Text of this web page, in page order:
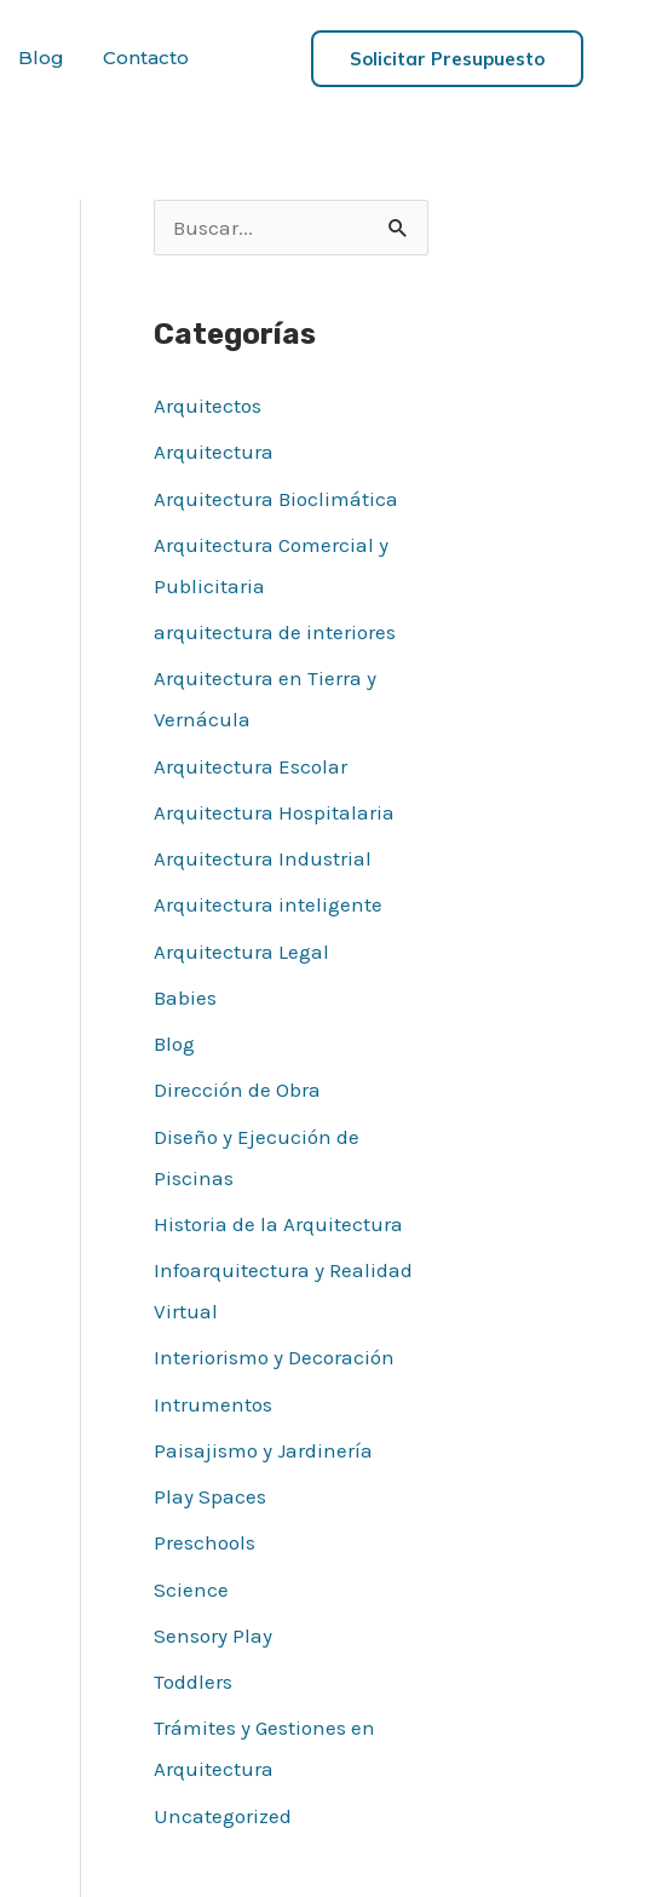
Blog Contacto Solicitar Presupuesto
a
Categorías
Arquitectos
Arquitectura
Arquitectura Bioclimática
Arquitectura Comercial y
Publicitaria
arquitectura de interiores
Arquitectura en Tierra y
Vernácula
Arquitectura Escolar
Arquitectura Hospitalaria
Arquitectura Industrial
Arquitectura inteligente
Arquitectura Legal
Babies
Blog
Dirección de Obra
Diseño y Ejecución de
Piscinas
Historia de la Arquitectura
Infoarquitectura y Realidad
Virtual
Interiorismo y Decoración
Intrumentos
Paisajismo y Jardinería
Play Spaces
Preschools
Science
Sensory Play
Toddlers
Trámites y Gestiones en
Arquitectura
Uncategorized